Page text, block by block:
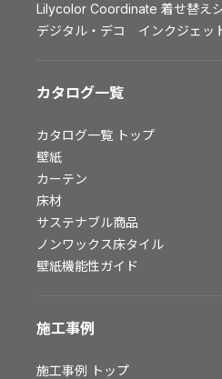
お役立ち資料
お問い合わせ（一般のお客様）
よくあるご質問
非住宅案件に関するお問い合わせ
事業紹介
スペースソリューション事業
ファシリティソリューション事業
Lilycolor Coordinate 着せ替え
デジタル・デコ インクジェッ
カタログ一覧
カタログ一覧 トップ
壁紙
カーテン
床材
サステナブル商品
ノンワックス床タイル
壁紙機能性ガイド
施工事例
施工事例 トップ